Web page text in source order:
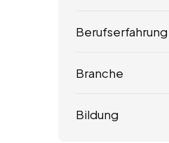
Berufserfahrung
Branche
Bildung